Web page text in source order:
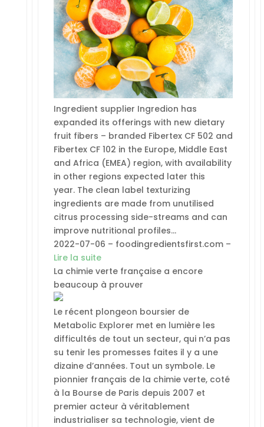
Ingredient supplier Ingredion has
expanded its offerings with new dietary
fruit fibers – branded Fibertex CF 502 and
Fibertex CF 102 in the Europe, Middle East
and Africa (EMEA) region, with availability
in other regions expected later this
year. The clean label texturizing
ingredients are made from unutilised
citrus processing side-streams and can
improve nutritional profiles…
2022-07-06 – foodingredientsfirst.com –
Lire la suite
La chimie verte française a encore
beaucoup à prouver
Le récent plongeon boursier de
Metabolic Explorer met en lumière les
difficultés de tout un secteur, qui n’a pas
su tenir les promesses faites il y a une
dizaine d’années. Tout un symbole. Le
pionnier français de la chimie verte, coté
à la Bourse de Paris depuis 2007 et
premier acteur à véritablement
industrialiser sa technologie, vient de